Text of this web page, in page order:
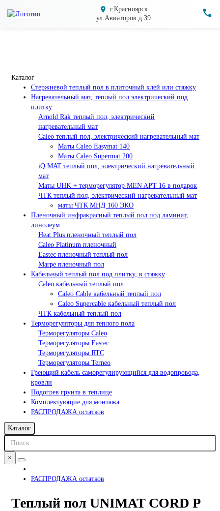
г.Красноярск
ул.Авиаторов д.39
Каталог
Cтержневой теплый пол в плиточный клей или стяжку
Нагревательный мат, теплый пол электрический под
плитку
Arnold Rak теплый пол, электрический
нагревательный мат
Caleo теплый пол, электрический нагревательный мат
Маты Caleo Easymat 140
Маты Caleo Supermat 200
iQ MAT теплый пол, электрический нагревательный
мат
Маты UHK + терморегулятор MEN APT 16 в подарок
ЧТК теплый пол, электрический нагревательный мат
маты ЧТК МНД 160 ЭКО
Пленочный инфракрасный теплый пол под ламинат,
линолеум
Heat Plus пленочный теплый пол
Caleo Platinum пленочный
Eastec пленочный теплый пол
Marpe пленочный пол
Кабельный теплый пол под плитку, в стяжку
Caleo кабельный теплый пол
Caleo Cable кабельный теплый пол
Сaleo Supercable кабельный теплый пол
ЧТК кабельный теплый пол
Терморегуляторы для теплого пола
Терморегуляторы Caleo
Терморегуляторы Eastec
Терморегуляторы RTC
Терморегуляторы Terneo
Греющий кабель саморегулирующийся для водопровода,
кровли
Подогрев грунта в теплице
Комплектующие для монтажа
РАСПРОДАЖА остатков
Каталог
×
РАСПРОДАЖА остатков
Теплый пол UNIMAT CORD P